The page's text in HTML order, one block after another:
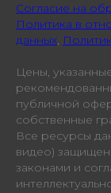
Cогласие на
Политика в
данных,
Цены,
публичной
собственные
Все ресурсы
видео)
законами и